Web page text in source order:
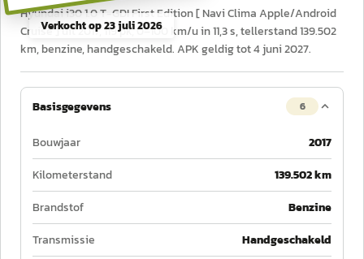
Verkocht op23 juli 2026
Hyundai i30 1.0 T-GDI First Edition [ Navi Clima Apple/Android
Cruise ] uit 2017, 119 pk, 0–100 km/u in 11,3 s, tellerstand 139.502
km, benzine, handgeschakeld. APK geldig tot 4 juni 2027.
Basisgegevens 6
Bouwjaar
2017
Kilometerstand
139.502 km
Brandstof
Benzine
Transmissie
Handgeschakeld